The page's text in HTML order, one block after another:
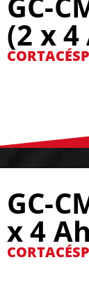
(2 x 4
GC-
x 4